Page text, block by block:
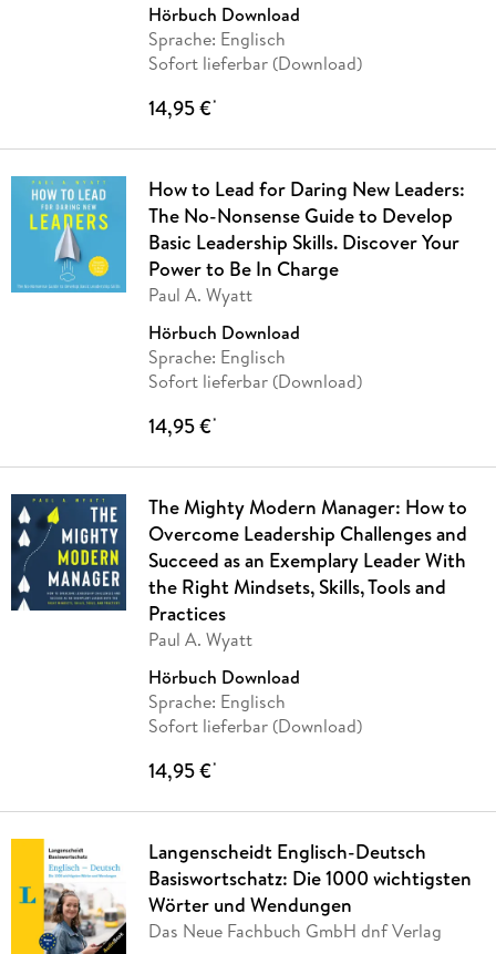
Hörbuch Download
Sprache: Englisch
Sofort lieferbar (Download)
14,95 €*
How to Lead for Daring New Leaders:
The No-Nonsense Guide to Develop
Basic Leadership Skills. Discover Your
Power to Be In Charge
Paul A. Wyatt
Hörbuch Download
Sprache: Englisch
Sofort lieferbar (Download)
14,95 €*
The Mighty Modern Manager: How to
Overcome Leadership Challenges and
Succeed as an Exemplary Leader With
the Right Mindsets, Skills, Tools and
Practices
Paul A. Wyatt
Hörbuch Download
Sprache: Englisch
Sofort lieferbar (Download)
14,95 €*
Langenscheidt Englisch-Deutsch
Basiswortschatz: Die 1000 wichtigsten
Wörter und Wendungen
Das Neue Fachbuch GmbH dnf Verlag